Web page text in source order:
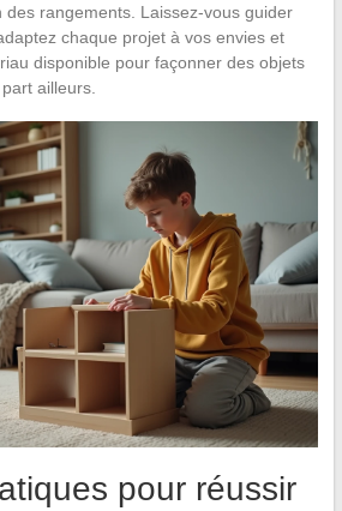
des rangements. Laissez-vous guider
chaque projet à vos envies et
disponible pour façonner des objets
ailleurs.
pour réussir